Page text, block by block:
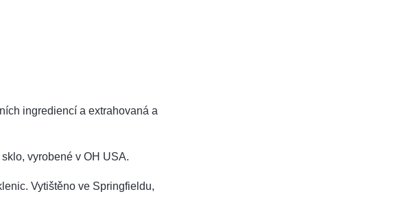
ingrediencí a extrahovaná a
vyrobené v OH USA.
Vytištěno ve Springfieldu,